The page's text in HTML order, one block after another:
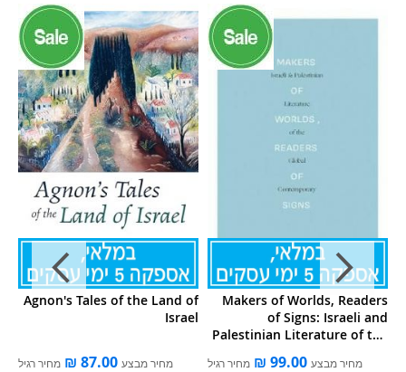
Agnon's Tales of the Land of
Israel
מחיר מבצע מחיר רגיל
Makers of Worlds, Readers
of Signs: Israeli and
Palestinian Literature of the
מחיר מבצע מחיר רגיל